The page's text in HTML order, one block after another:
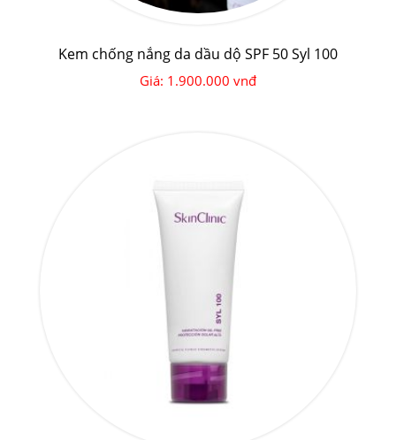
Kem chống nắng da dầu dộ SPF 50 Syl 100
Giá: 1.900.000 vnđ